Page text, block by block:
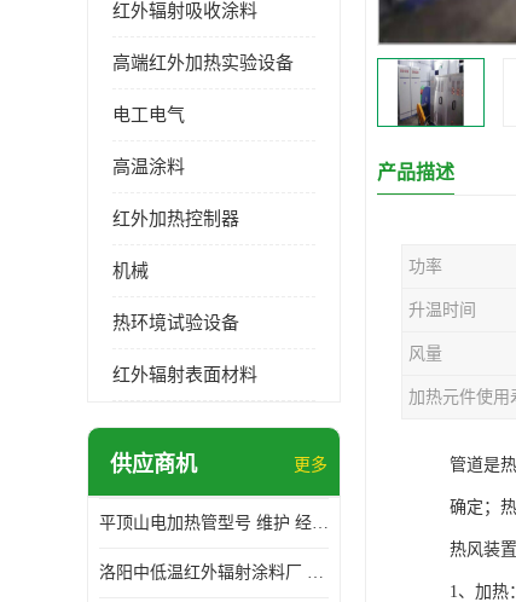
红外辐射吸收涂料
高端红外加热实验设备
电工电气
高温涂料
红外加热控制器
机械
热环境试验设备
红外辐射表面材料
供应商机 更多
平顶山电加热管型号 维护 经验丰富
洛阳中低温红外辐射涂料厂 使用便利
产品描述
功率
升温时间
风量
加热元件使用
管道是
确定；
热风装
1、加热